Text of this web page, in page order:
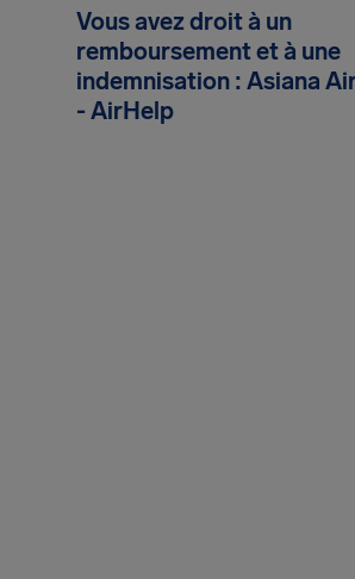
Vous avez droit à un
remboursement et à une
indemnisation : Asiana
- AirHelp